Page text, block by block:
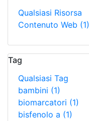
Qualsiasi Risorsa
Contenuto Web (1)
Tag
Qualsiasi Tag
bambini (1)
biomarcatori (1)
bisfenolo a (1)